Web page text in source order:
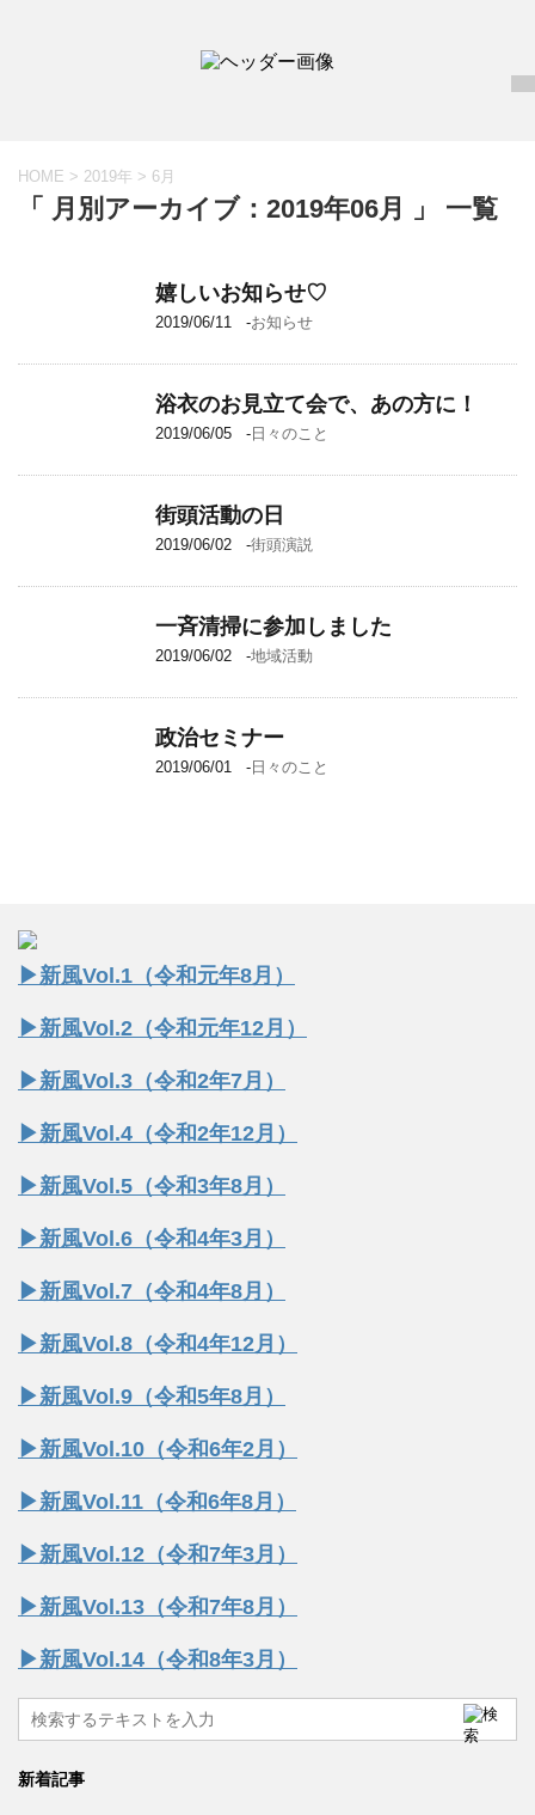
HOME > 2019年 > 6月
「 月別アーカイブ：2019年06月 」 一覧
嬉しいお知らせ♡
2019/06/11 -お知らせ
浴衣のお見立て会で、あの方に！
2019/06/05 - 日々のこと
街頭活動の日
2019/06/02 -街頭演説
一斉清掃に参加しました
2019/06/02 -地域活動
政治セミナー
2019/06/01 - 日々のこと
▶︎新風Vol.1（令和元年8月）
▶︎新風Vol.2（令和元年12月）
▶︎新風Vol.3（令和2年7月）
▶︎新風Vol.4（令和2年12月）
▶︎新風Vol.5（令和3年8月）
▶︎新風Vol.6（令和4年3月）
▶︎新風Vol.7（令和4年8月）
▶︎新風Vol.8（令和4年12月）
▶︎新風Vol.9（令和5年8月）
▶︎新風Vol.10（令和6年2月）
▶︎新風Vol.11（令和6年8月）
▶︎新風Vol.12（令和7年3月）
▶︎新風Vol.13（令和7年8月）
▶︎新風Vol.14（令和8年3月）
新着記事